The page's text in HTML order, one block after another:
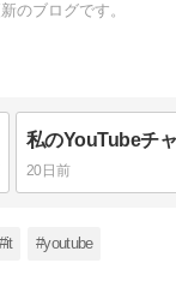
のブログです。
20日前
#it #youtube